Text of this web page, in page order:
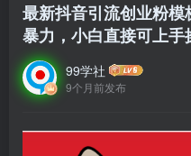
最新抖音引流创业粉
暴力，小白直接可上手
99学社
9个月前发布